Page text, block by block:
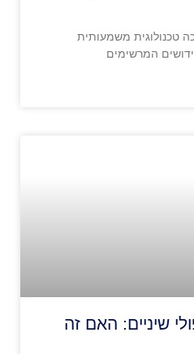
טכנולוגית משמעותית
המרשימים
שיניים: האם זה